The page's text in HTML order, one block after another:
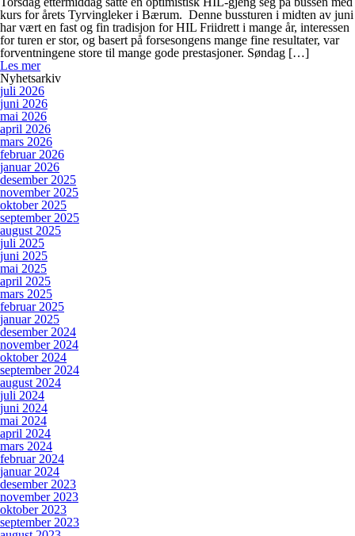
kurs for årets Tyrvingleker i Bærum. Denne bussturen i midten av juni
har vært en fast og fin tradisjon for HIL Friidrett i mange år, interessen
for turen er stor, og basert på forsesongens mange fine resultater, var
forventningene store til mange gode prestasjoner. Søndag […]
Les mer
Nyhetsarkiv
juli 2026
juni 2026
mai 2026
april 2026
mars 2026
februar 2026
januar 2026
desember 2025
november 2025
oktober 2025
september 2025
august 2025
juli 2025
juni 2025
mai 2025
april 2025
mars 2025
februar 2025
januar 2025
desember 2024
november 2024
oktober 2024
september 2024
august 2024
juli 2024
juni 2024
mai 2024
april 2024
mars 2024
februar 2024
januar 2024
desember 2023
november 2023
oktober 2023
september 2023